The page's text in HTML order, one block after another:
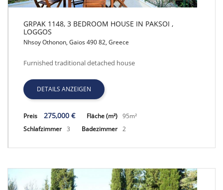
GRPAK 1148, 3 BEDROOM HOUSE IN PAKSOI ,
LOGGOS
Nhsoy Othonon, Gaios 490 82, Greece
Furnished traditional detached house
DETAILS ANZEIGEN
Preis 275,000 € Fläche (m²) 95m²
Schlafzimmer 3 Badezimmer 2